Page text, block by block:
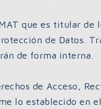
que es titular de
de Datos.
de forma interna.
de Acceso,
lo establecido en